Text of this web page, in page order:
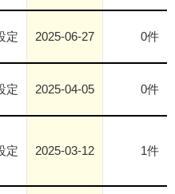
定 2025-06-27 0件
定 2025-04-05 0件
定 2025-03-12 1件